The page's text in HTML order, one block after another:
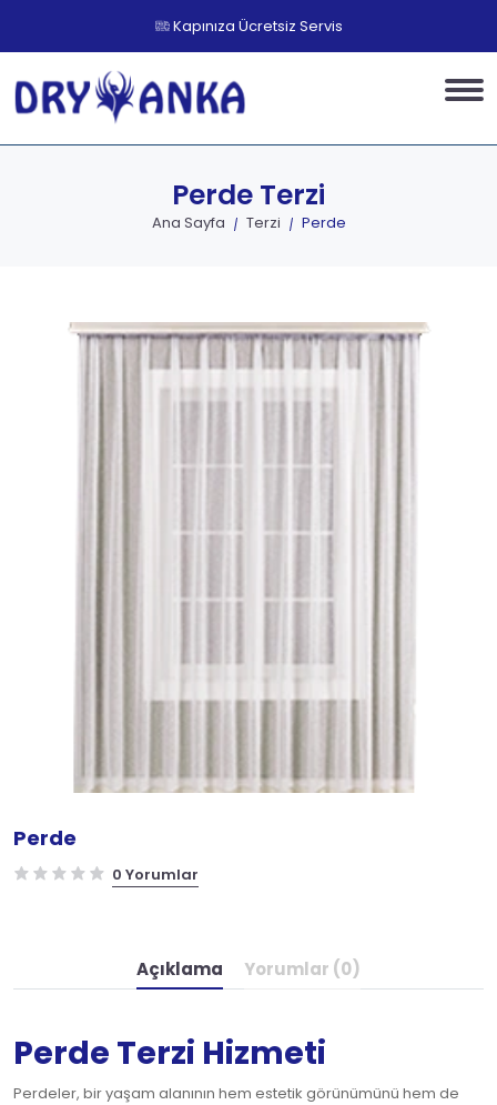
Kapınıza Ücretsiz Servis
Perde Terzi
Ana Sayfa Terzi Perde
Perde
0 Yorumlar
Açıklama Yorumlar (0)
Perde Terzi Hizmeti
Perdeler, bir yaşam alanının hem estetik görünümünü hem de